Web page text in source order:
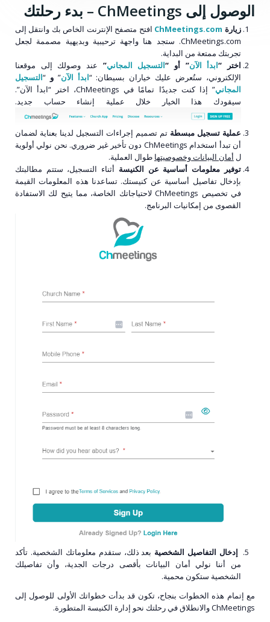
الوصول إلى ChMeetings – بدء رحلتك
زيارة ChMeetings.com افتح متصفح الإنترنت الخاص بك وانتقل إلى
ChMeetings.com. ستجد هنا واجهة ترحيبية وبديهية مصممة لجعل
تجربتك ممتعة من البداية.
اختر “ابدأ الآن” أو “التسجيل المجاني” عند وصولك إلى موقعنا
الإلكتروني، ستُعرض عليك خياران بسيطان: “ابدأ الآن”و “التسجيل
المجاني
” إذا كنت جديدًا تمامًا في ChMeetings، اختر “ابدأ الآن”.
سيقودك هذا الخيار خلال عملية إنشاء حساب جديد.
عملية تسجيل مبسطةتم تصميم إجراءات التسجيل لدينا بعناية لضمان
أن تبدأ استخدام ChMeetings دون تأخير غير ضروري. نحن نولي أولوية
ل أمان البيانات وخصوصيتها طوال العملية.
توفير معلومات أساسية عن الكنيسة أثناء التسجيل، ستتم مطالبتك
بإدخال تفاصيل أساسية عن كنيستك. تساعدنا هذه المعلومات القيمة
في تخصيص ChMeetings لاحتياجاتك الخاصة، مما يتيح لك الاستفادة
القصوى من إمكانيات البرنامج.
إدخال التفاصيل الشخصية بعد ذلك، ستقدم معلوماتك الشخصية. تأكد
من أننا نولي أمان البيانات بأقصى درجات الجدية، وأن تفاصيلك
الشخصية ستكون محمية.
مع إتمام هذه الخطوات بنجاح، تكون قد بدأت خطواتك الأولى للوصول إلى
ChMeetings والانطلاق في رحلتك نحو إدارة الكنيسة المتطورة.